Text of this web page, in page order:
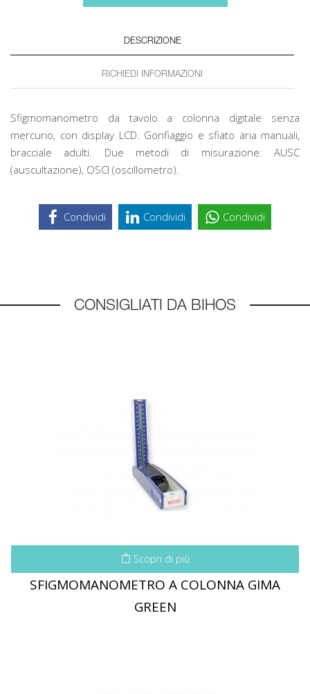
DESCRIZIONE
RICHIEDI INFORMAZIONI
Sfigmomanometro da tavolo a colonna digitale senza
mercurio, con display LCD. Gonfiaggio e sfiato aria manuali,
bracciale adulti. Due metodi di misurazione: AUSC
(auscultazione), OSCI (oscillometro).
Condividi Condividi Condividi
CONSIGLIATI DA BIHOS
Scopri di più
SFIGMOMANOMETRO A COLONNA GIMA
GREEN